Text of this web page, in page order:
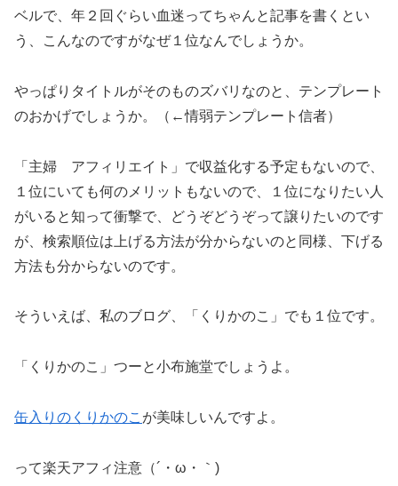
ベルで、年２回ぐらい血迷ってちゃんと記事を書くとい
う、こんなのですがなぜ１位なんでしょうか。
やっぱりタイトルがそのものズバリなのと、テンプレート
のおかげでしょうか。（←情弱テンプレート信者）
「主婦 アフィリエイト」で収益化する予定もないので、
１位にいても何のメリットもないので、１位になりたい人
がいると知って衝撃で、どうぞどうぞって譲りたいのです
が、検索順位は上げる方法が分からないのと同様、下げる
方法も分からないのです。
そういえば、私のブログ、「くりかのこ」でも１位です。
「くりかのこ」つーと小布施堂でしょうよ。
缶入りのくりかのこ が美味しいんですよ。
って楽天アフィ注意（´・ω・｀)